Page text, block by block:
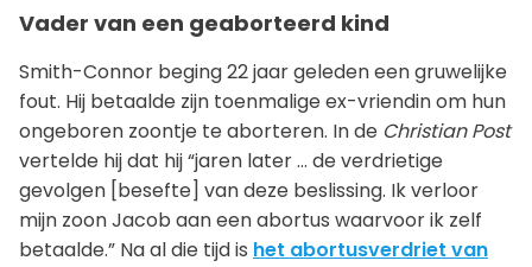
Vader van een geaborteerd kind
Smith-Connor beging 22 jaar geleden een gruwelijke
fout. Hij betaalde zijn toenmalige ex-vriendin om hun
ongeboren zoontje te aborteren. In de Christian Post
vertelde hij dat hij “jaren later … de verdrietige
gevolgen [besefte] van deze beslissing. Ik verloor
mijn zoon Jacob aan een abortus waarvoor ik zelf
betaalde.” Na al die tijd is het abortusverdriet van